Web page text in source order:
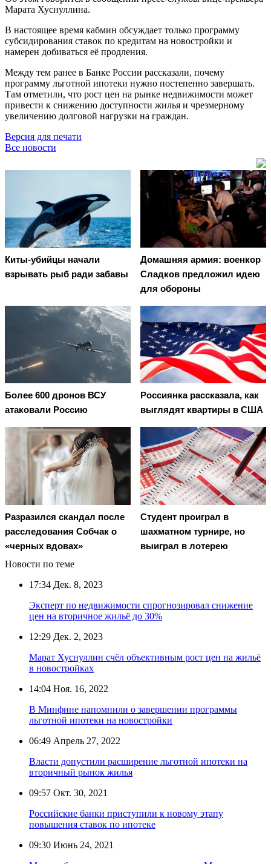
Марата Хуснуллина.
В настоящее время кабмин обсуждает только программу
субсидирования ставок по кредитам на новостройки и
намерен добиваться её продления.
Между тем ранее в Банке России рассказали, почему
программу льготной ипотеки нужно постепенно завершать.
Там отметили, что рост цен на рынке недвижимости может
привести к снижению доступности жилья и чрезмерному
увеличению долговой нагрузки на граждан.
Версия для печати
Все новости
Киты-убийцы начали
взрывать рыб ради забавы
Домашняя армия: военкор
Сладков предложил идею
для обороны
Более 600 дронов ВСУ
атаковали Россию
Россиянка рассказала, как
выглядят квартиры в США
Разразился скандал после
расследования Собчак о
«черных вдовах»
Студент проиграл в
шахматном турнире, но
выиграл в лотерею
Новости по теме
17:34 Дек. 8, 2023
Эксперт по недвижимости спрогнозировал снижение
цен на вторичное жильё до 30%
12:29 Дек. 2, 2023
Марат Хуснуллин счёл объективным рост цен на жильё
в новостройках
14:04 Ноя. 16, 2022
В Минфине напомнили о завершении программы
льготной ипотеки на новостройки
06:49 Апрель 27, 2022
Власти допустили расширение льготной ипотеки на
вторичный рынок жилья
09:57 Окт. 30, 2021
Российские банки приступили к новому этапу
повышения ставок по ипотеке
09:30 Июнь 24, 2021